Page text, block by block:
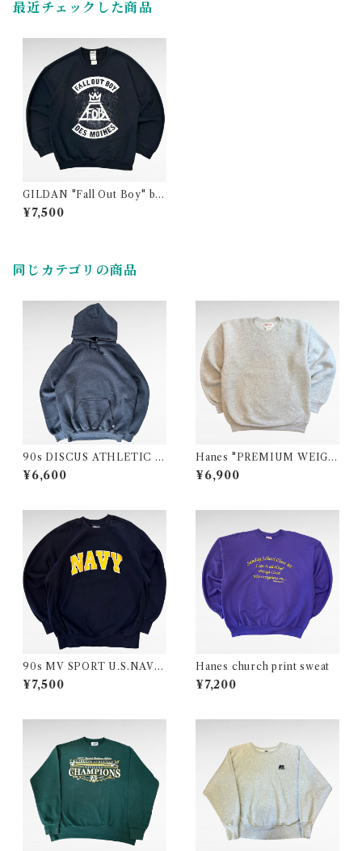
最近チェックした商品
GILDAN "Fall Out Boy" ba
nd print sweat
¥7,500
同じカテゴリの商品
90s DISCUS ATHLETIC pl
ain sweat parka
¥6,600
Hanes "PREMIUM WEIGH
T" plain sweat
¥6,900
90s MV SPORT U.S.NAVY
wappen sweat
¥7,500
Hanes church print sweat
¥7,200